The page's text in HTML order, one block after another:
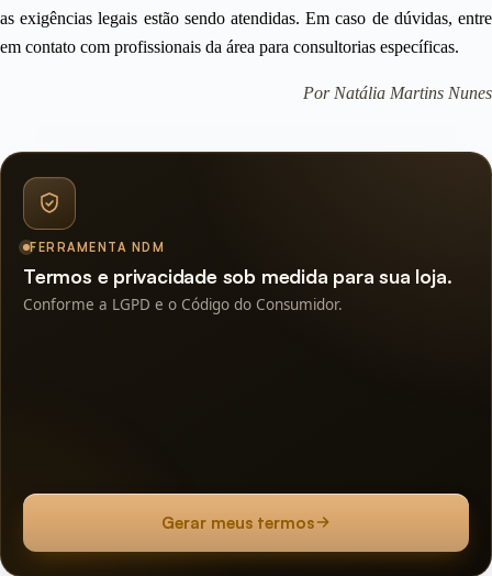
as exigências legais estão sendo atendidas. Em caso de dúvidas, entre
em contato com profissionais da área para consultorias específicas.
Por Natália Martins Nunes
FERRAMENTA NDM
Termos e privacidade sob medida para sua loja.
Conforme a LGPD e o Código do Consumidor.
Gerar meus termos